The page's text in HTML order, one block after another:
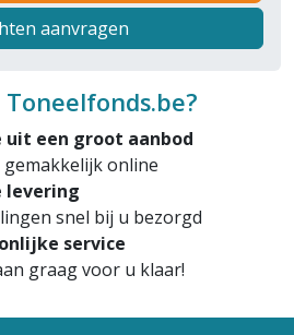
aanvragen
uit een groot aanbod
gemakkelijk online
levering
snel bij u bezorgd
service
graag voor u klaar!